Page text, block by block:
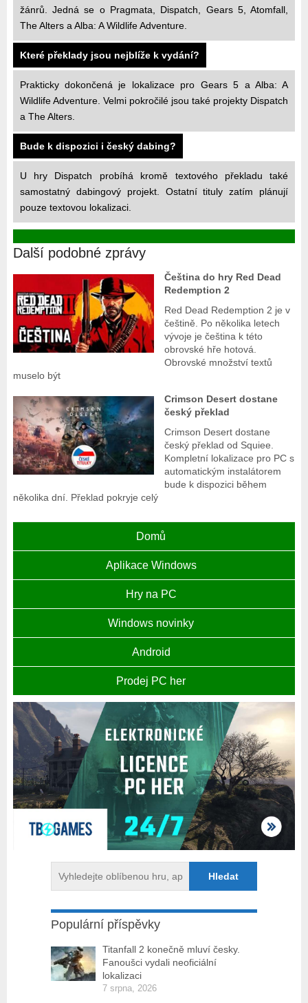
žánrů. Jedná se o Pragmata, Dispatch, Gears 5, Atomfall,
The Alters a Alba: A Wildlife Adventure.
Které překlady jsou nejblíže k vydání?
Prakticky dokončená je lokalizace pro Gears 5 a Alba: A
Wildlife Adventure. Velmi pokročilé jsou také projekty Dispatch
a The Alters.
Bude k dispozici i český dabing?
U hry Dispatch probíhá kromě textového překladu také
samostatný dabingový projekt. Ostatní tituly zatím plánují
pouze textovou lokalizaci.
Další podobné zprávy
Čeština do hry Red Dead
Redemption 2
Red Dead Redemption 2 je v
češtině. Po několika letech
vývoje je čeština k této
obrovské hře hotová.
Obrovské množství textů
muselo být
Crimson Desert dostane
český překlad
Crimson Desert dostane
český překlad od Squiee.
Kompletní lokalizace pro PC s
automatickým instalátorem
bude k dispozici během
několika dní. Překlad pokryje celý
Domů
Aplikace Windows
Hry na PC
Windows novinky
Android
Prodej PC her
Populární příspěvky
Titanfall 2 konečně mluví česky.
Fanoušci vydali neoficiální
lokalizaci
7 srpna, 2026